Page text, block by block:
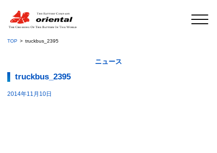
TOP truckbus_2395
ニュース
truckbus_2395
2014年11月10日